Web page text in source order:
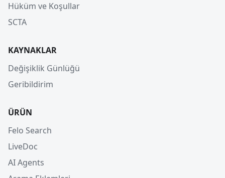
Hüküm ve Koşullar
SCTA
KAYNAKLAR
Değişiklik Günlüğü
Geribildirim
ÜRÜN
Felo Search
LiveDoc
AI Agents